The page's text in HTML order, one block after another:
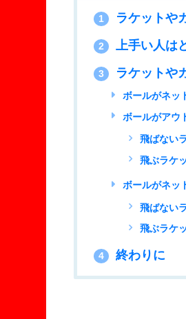
1 ラケットや
2 上手い人は
3 ラケットや
ボールがネッ
ボールがアウ
飛ばない
飛ぶラケ
ボールがネッ
飛ばない
飛ぶラケ
4 終わりに